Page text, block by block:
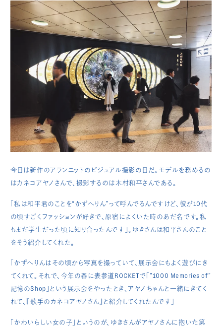
今日は新作のアランニットのビジュアル撮影の日だ。モデルを務めるの
はカネコアヤノさんで、撮影するのは木村和平さんである。
「私は和平君のことを“かずへりん”って呼んでるんですけど、彼が10代
の頃すごくファッションが好きで、原宿によくいた時のあだ名です。私
もまだ学生だった頃に知り合ったんです」。ゆきさんは和平さんのこと
をそう紹介してくれた。
「かずへりんはその頃から写真を撮っていて、展示会にもよく遊びにき
てくれて。それで、今年の春に表参道ROCKETで「”1000 Memories of”
記憶のShop」という展示会をやったとき、アヤノちゃんと一緒にきてく
れて、『歌手のカネコアヤノさん』と紹介してくれたんです」
「かわいらしい女の子」というのが、ゆきさんがアヤノさんに抱いた第